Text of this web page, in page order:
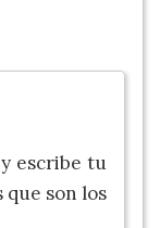
escribe tu
que son los